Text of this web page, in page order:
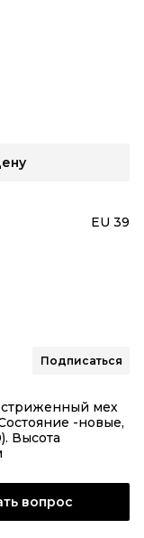
EU 39
Подписаться
мех
-новые,
Высота
вопрос